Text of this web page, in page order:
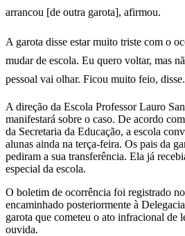
arrancou [de outra garota], afirmou.
A garota disse estar muito triste com o
mudar de escola. Eu quero voltar, mas
pessoal vai olhar. Ficou muito feio, disse.
A direção da Escola Professor Lauro
manifestará sobre o caso. De acordo
da Secretaria da Educação, a escola
alunas ainda na terça-feira. Os pais da
pediram a sua transferência. Ela já
especial da escola.
O boletim de ocorrência foi registrado
encaminhado posteriormente à
garota que cometeu o ato infracional de
ouvida.